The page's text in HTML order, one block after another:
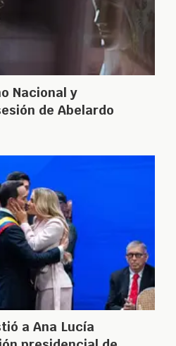
Nacional y
de Abelardo
a Ana Lucía